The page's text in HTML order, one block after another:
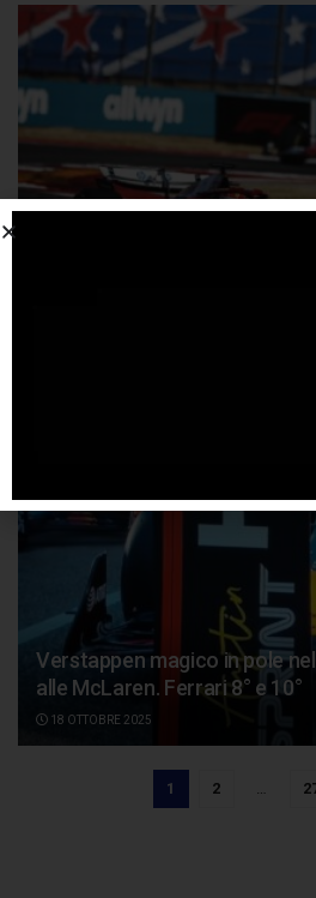
Verstappen magico in pole
alle McLaren. Ferrari 8° e 10°
18 OTTOBRE 2025
1 2